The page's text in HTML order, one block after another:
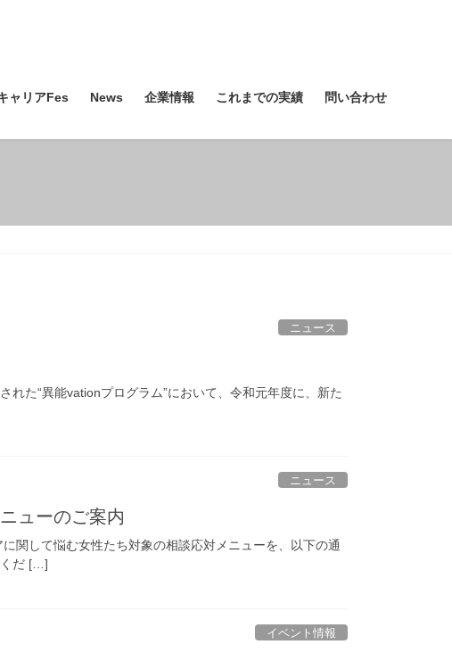
ャリアFes News 企業情報 これまでの実績 問い合わせ
ニュース
た“異能vationプログラム”において、令和元年度に、新た
ニュース
ューのご案内
関して悩む女性たち対象の相談応対メニューを、以下の通
くだ […]
イベント情報